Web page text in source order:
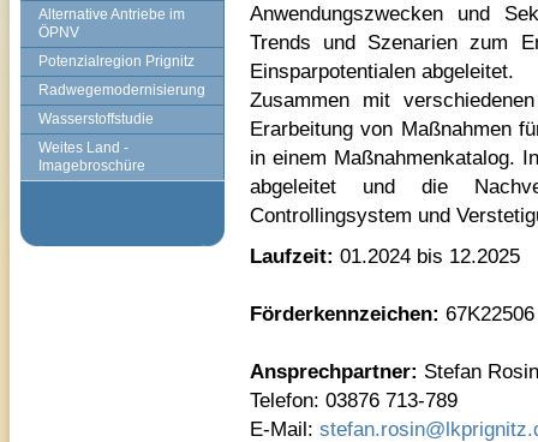
Alternative Antriebe im
ÖPNV
Potenzialregion Prignitz
Radwegemodernisierung
Wasserstoffstudie
Weites Land -
Imagebroschüre
Anwendungszwecken und
Trends und Szenarien zum
Einsparpotentialen abgeleitet.
Zusammen mit
Erarbeitung von Maßnahmen
in einem Maßnahmenkatalog.
abgeleitet und die
Controllingsystem und
Laufzeit: 01.2024 bis 12.2025
Förderkennzeichen: 67K22506
Ansprechpartner: Stefan Rosin
Telefon: 03876 713-789
E-Mail: